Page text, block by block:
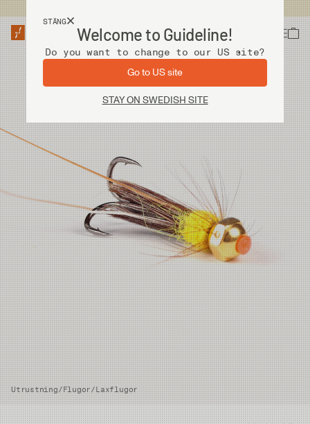
STÄNG
Welcome to Guideline!
Do you want to change to our US site?
Go to US site
STAY ON SWEDISH SITE
Utrustning/Flugor/Laxflugor